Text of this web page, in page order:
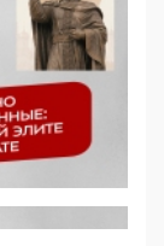
намерено
право
от